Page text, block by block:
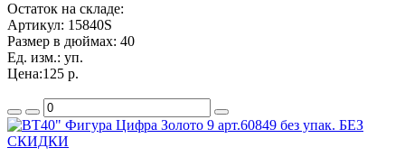
Остаток на складе:
Артикул: 15840S
Размер в дюймах: 40
Ед. изм.: уп.
Цена:125 р.